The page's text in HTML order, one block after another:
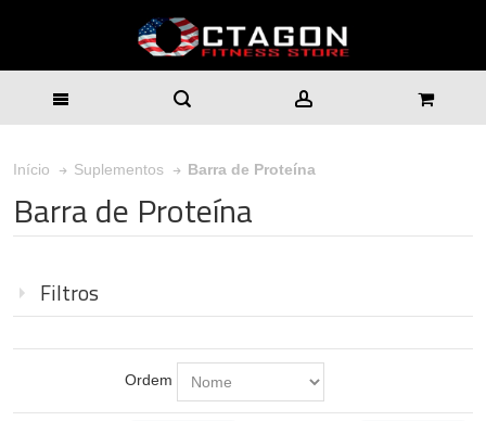
Início Suplementos Barra de Proteína
Barra de Proteína
Filtros
Ordem